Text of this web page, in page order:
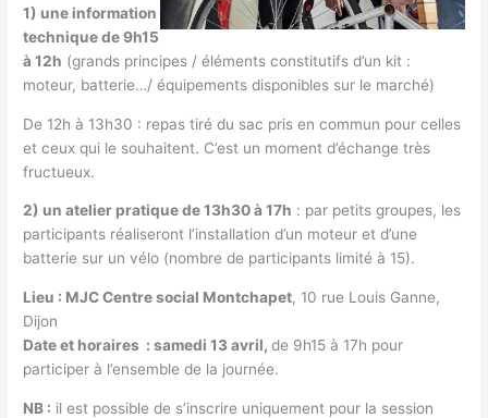
1) une information
technique de 9h15
à 12h (grands principes / éléments constitutifs d’un kit :
moteur, batterie…/ équipements disponibles sur le marché)
De 12h à 13h30 : repas tiré du sac pris en commun pour celles
et ceux qui le souhaitent. C’est un moment d’échange très
fructueux.
2) un atelier pratique de 13h30 à 17h : par petits groupes, les
participants réaliseront l’installation d’un moteur et d’une
batterie sur un vélo (nombre de participants limité à 15).
Lieu : MJC Centre social Montchapet, 10 rue Louis Ganne,
Dijon
Date et horaires : samedi 13 avril,de 9h15 à 17h pour
participer à l’ensemble de la journée.
NB : il est possible de s’inscrire uniquement pour la session